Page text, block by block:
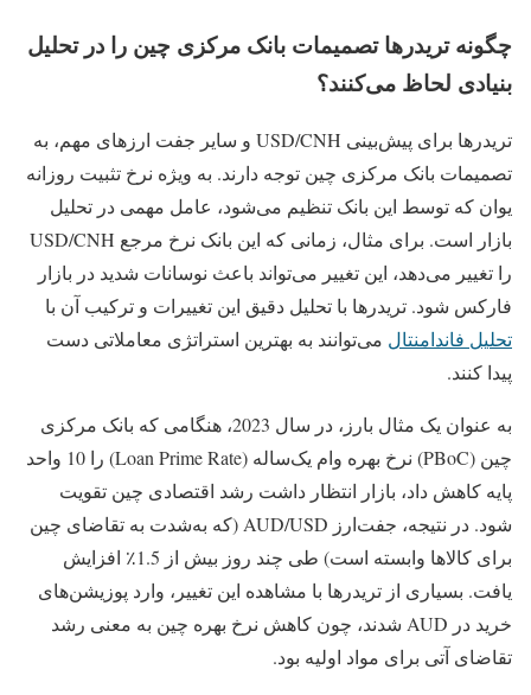
چگونه تریدرها تصمیمات بانک مرکزی چین را در تحلیل
بنیادی لحاظ می‌کنند؟
تریدرها برای پیش‌بینی USD/CNH و سایر جفت‌ ارزهای مهم، به
تصمیمات بانک مرکزی چین توجه دارند. به‌ ویژه نرخ تثبیت روزانه
یوان که توسط این بانک تنظیم می‌شود، عامل مهمی در تحلیل
بازار است. برای مثال، زمانی که این بانک نرخ مرجع USD/CNH
را تغییر می‌دهد، این تغییر می‌تواند باعث نوسانات شدید در بازار
فارکس شود. تریدرها با تحلیل دقیق این تغییرات و ترکیب آن با
تحلیل فاندامنتال می‌توانند به بهترین استراتژی معاملاتی دست
پیدا کنند.
به عنوان یک مثال بارز، در سال 2023، هنگامی که بانک مرکزی
چین (PBoC) نرخ بهره وام یک‌ساله (Loan Prime Rate) را 10 واحد
پایه کاهش داد، بازار انتظار داشت رشد اقتصادی چین تقویت
شود. در نتیجه، جفت‌ارز AUD/USD (که به‌شدت به تقاضای چین
برای کالاها وابسته است) طی چند روز بیش از 1.5٪ افزایش
یافت. بسیاری از تریدرها با مشاهده این تغییر، وارد پوزیشن‌های
خرید در AUD شدند، چون کاهش نرخ بهره چین به معنی رشد
تقاضای آتی برای مواد اولیه بود.